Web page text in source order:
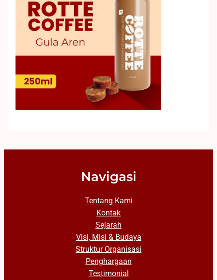
Navigasi
Tentang Kami
Kontak
Sejarah
Visi, Misi & Budaya
Struktur Organisasi
Penghargaan
Testimonial